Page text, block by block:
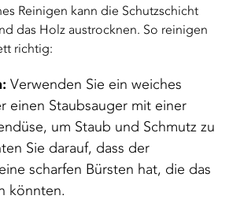
Reinigen kann die Schutzschicht
das Holz austrocknen. So reinigen
richtig:
Verwenden Sie ein weiches
einen Staubsauger mit einer
um Staub und Schmutz zu
Sie darauf, dass der
scharfen Bürsten hat, die das
könnten.